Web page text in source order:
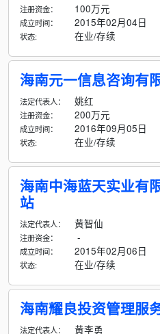
注册资金： 100万元
成立时间： 2015年02月04日
状态: 在业/存续
海南元一信息咨询有
法定代表人： 姚红
注册资金： 200万元
成立时间： 2016年09月05日
状态: 在业/存续
海南中海蓝天实业有
站
法定代表人： 黄智仙
注册资金： -
成立时间： 2015年02月06日
状态: 在业/存续
海南耀良投资管理服
法定代表人： 黄李勇